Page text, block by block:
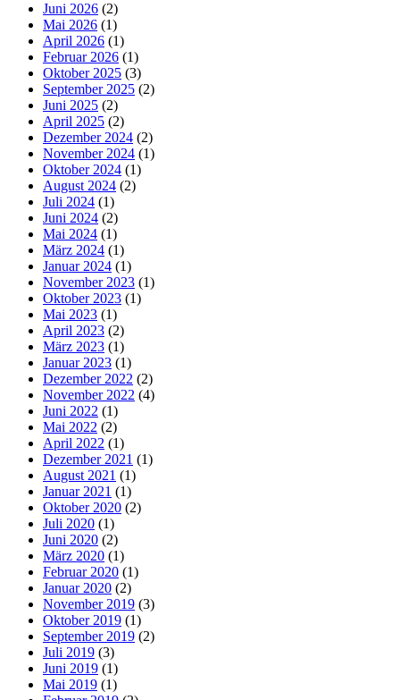
Juni 2026 (2)
Mai 2026 (1)
April 2026 (1)
Februar 2026 (1)
Oktober 2025 (3)
September 2025 (2)
Juni 2025 (2)
April 2025 (2)
Dezember 2024 (2)
November 2024 (1)
Oktober 2024 (1)
August 2024 (2)
Juli 2024 (1)
Juni 2024 (2)
Mai 2024 (1)
März 2024 (1)
Januar 2024 (1)
November 2023 (1)
Oktober 2023 (1)
Mai 2023 (1)
April 2023 (2)
März 2023 (1)
Januar 2023 (1)
Dezember 2022 (2)
November 2022 (4)
Juni 2022 (1)
Mai 2022 (2)
April 2022 (1)
Dezember 2021 (1)
August 2021 (1)
Januar 2021 (1)
Oktober 2020 (2)
Juli 2020 (1)
Juni 2020 (2)
März 2020 (1)
Februar 2020 (1)
Januar 2020 (2)
November 2019 (3)
Oktober 2019 (1)
September 2019 (2)
Juli 2019 (3)
Juni 2019 (1)
Mai 2019 (1)